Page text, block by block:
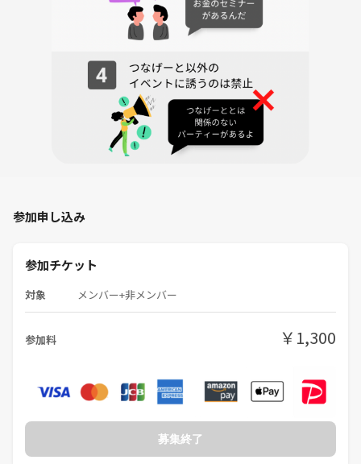
参加申し込み
参加チケット
対象 メンバー+非メンバー
参加料 ￥1,300
募集終了